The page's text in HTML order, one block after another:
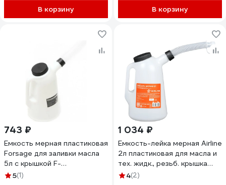
В корзину
две ручки APFL010
В корзину
743 ₽
Емкость мерная пластиковая
Forsage для заливки масла
5л с крышкой F-
887C005(19281)
5(1)
1 034 ₽
Емкость-лейка мерная Airline
2л пластиковая для масла и
тех. жидк., резьб. крышка
APFL002
4(2)